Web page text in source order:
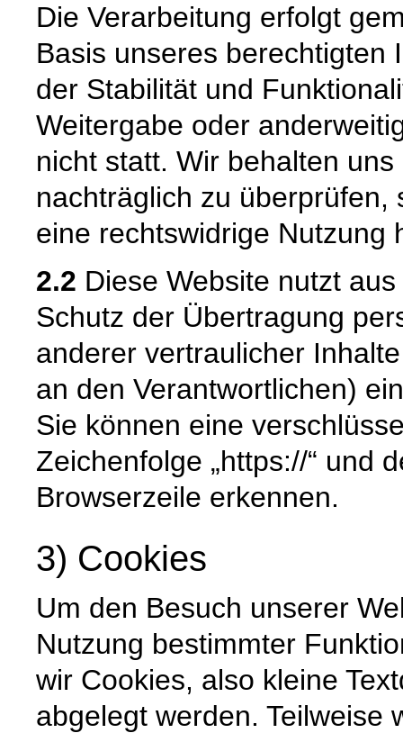
Die Verarbeitung erfolgt
Basis unseres berechtigten
der Stabilität und
Weitergabe oder
nicht statt. Wir behalten
nachträglich zu überprüfen,
eine rechtswidrige Nutzung
2.2 Diese Website nutzt
Schutz der Übertragung
anderer vertraulicher
an den Verantwortlichen)
Sie können eine
Zeichenfolge „https://“ und
Browserzeile erkennen.
3) Cookies
Um den Besuch unserer
Nutzung bestimmter
wir Cookies, also kleine
abgelegt werden. Teilweise